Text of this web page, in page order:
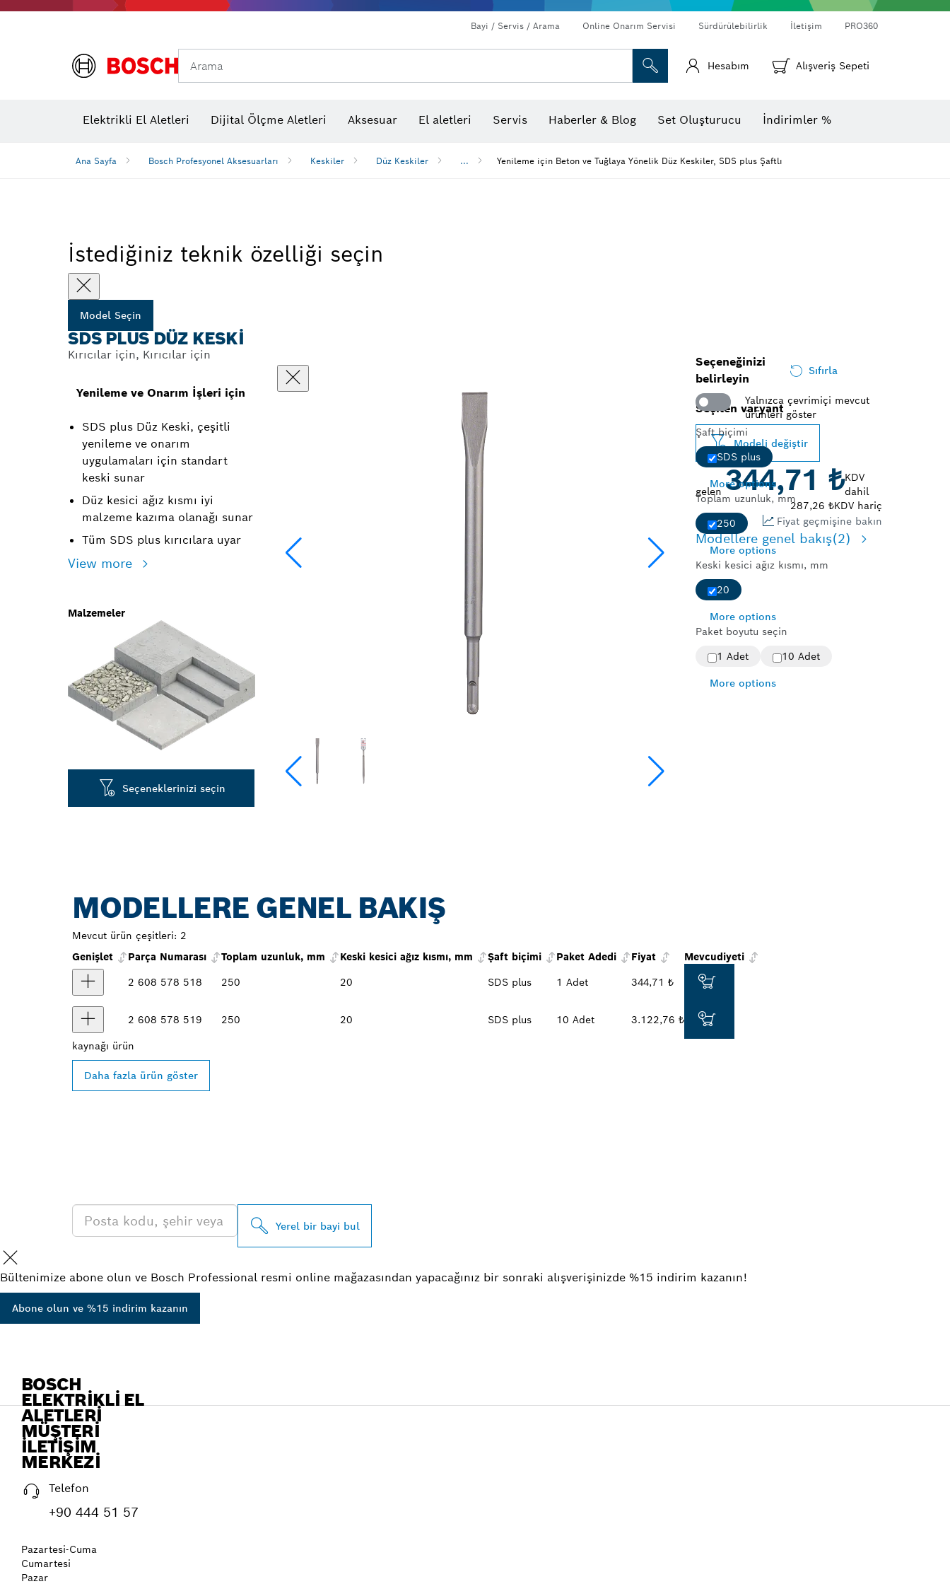
Bayi / Servis / Arama Online Onarım Servisi Sürdürülebilirlik İletişim PRO360
Arama Hesabım Alışveriş Sepeti
Elektrikli El Aletleri Dijital Ölçme Aletleri Aksesuar El aletleri Servis Haberler & Blog Set Oluşturucu İndirimler %
Ana Sayfa Bosch Profesyonel Aksesuarları Keskiler Düz Keskiler ... Yenileme için Beton ve Tuğlaya Yönelik Düz Keskiler, SDS plus Şaftlı
İstediğiniz teknik özelliği seçin
Model Seçin
SDS PLUS DÜZ KESKI
Kırıcılar için, Kırıcılar için
Yenileme ve Onarım İşleri için
SDS plus Düz Keski, çeşitli
yenileme ve onarım
uygulamaları için standart
keski sunar
Düz kesici ağız kısmı iyi
malzeme kazıma olanağı sunar
Tüm SDS plus kırıcılara uyar
View more
Malzemeler
Seçeneklerinizi seçin
Seçeneğinizi
belirleyin
Sıfırla
Yalnızca çevrimiçi mevcut
ürünleri göster
Şaft biçimi
SDS plus
More options
Toplam uzunluk, mm
250
More options
Keski kesici ağız kısmı, mm
20
More options
Paket boyutu seçin
1 Adet
10 Adet
More options
Seçilen varyant
Modeli değiştir
gelen344,71 ₺KDV
dahil
287,26 ₺KDV hariç
Fiyat geçmişine bakın
Modellere genel bakış(2)
MODELLERE GENEL BAKIŞ
Mevcut ürün çeşitleri: 2
Genişlet
Parça Numarası Toplam uzunluk, mm Keski kesici ağız kısmı, mm Şaft biçimi Paket Adedi Fiyat
Mevcudiyeti
2 608 578 518
250 20 SDS plus 1 Adet 344,71 ₺
2 608 578 519 250 20 SDS plus 10 Adet 3.122,76 ₺
kaynağı ürün
Daha fazla ürün göster
Yerel bir bayi bul
Bültenimize abone olun ve Bosch Professional resmi online mağazasından yapacağınız bir sonraki alışverişinizde %15 indirim kazanın!
Abone olun ve %15 indirim kazanın
BOSCH
ELEKTRIKLI EL
ALETLERI
MÜŞTERI
İLETIŞIM
MERKEZI
Telefon
+90 444 51 57
Pazartesi-Cuma
Cumartesi
Pazar